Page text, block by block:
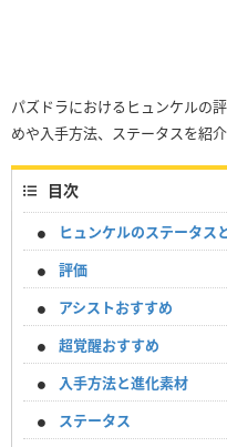
パズドラにおけるヒュンケルの
めや入手方法、ステータスを紹介
目次
ヒュンケルのステータス
評価
アシストおすすめ
超覚醒おすすめ
入手方法と進化素材
ステータス